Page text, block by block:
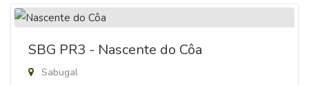
SBG PR3 - Nascente do Côa
Sabugal